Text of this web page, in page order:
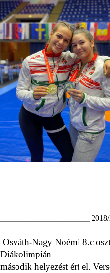
Osváth-Nagy Noémi 8.c
Diákolimpián
második helyezést ért el.